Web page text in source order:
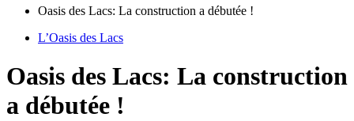
Oasis des Lacs: La construction a débutée !
L’Oasis des Lacs
Oasis des Lacs: La construction
a débutée !